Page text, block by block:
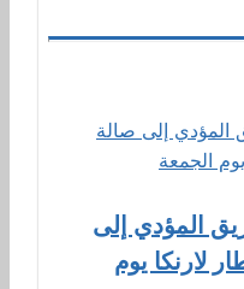
المؤدي إلى
لارنكا يوم